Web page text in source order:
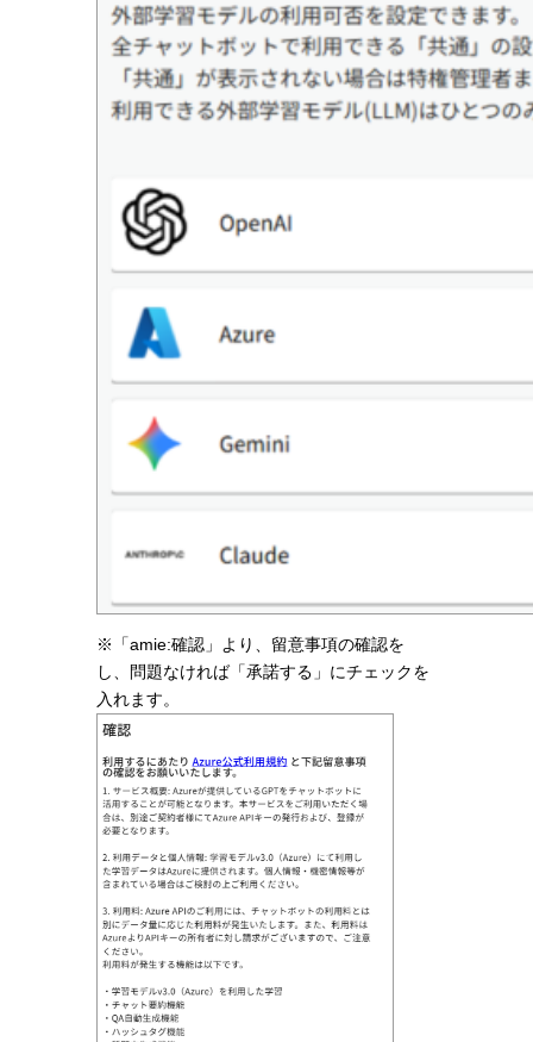
※「amie:確認」より、留意事項の確認を
し、問題なければ「承諾する」にチェックを
入れます。